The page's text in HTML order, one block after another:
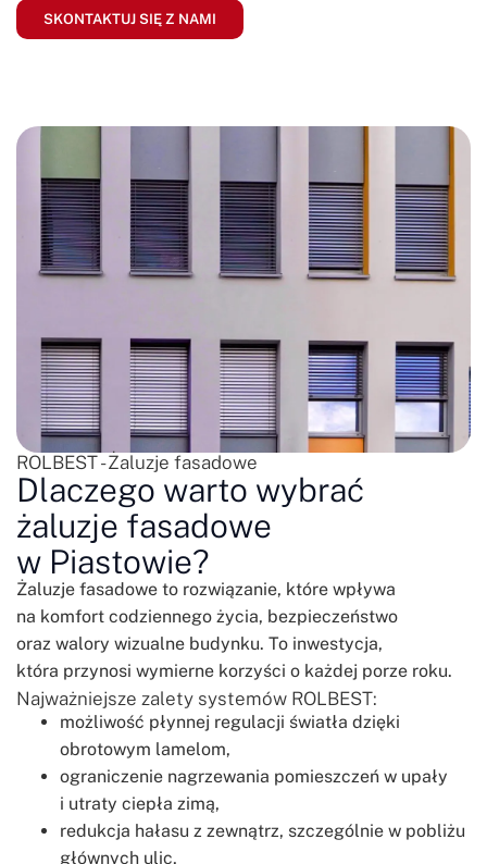
SKONTAKTUJ SIĘ Z NAMI
ROLBEST - Żaluzje fasadowe
Dlaczego warto wybrać
żaluzje fasadowe
w Piastowie?
Żaluzje fasadowe to rozwiązanie, które wpływa
na komfort codziennego życia, bezpieczeństwo
oraz walory wizualne budynku. To inwestycja,
która przynosi wymierne korzyści o każdej porze roku.
Najważniejsze zalety systemów ROLBEST:
możliwość płynnej regulacji światła dzięki
obrotowym lamelom,
ograniczenie nagrzewania pomieszczeń w upały
i utraty ciepła zimą,
redukcja hałasu z zewnątrz, szczególnie w pobliżu
głównych ulic,